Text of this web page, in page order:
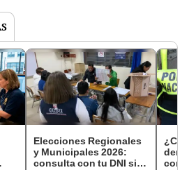
Elecciones Regionales
y Municipales 2026:
consulta con tu DNI si
con